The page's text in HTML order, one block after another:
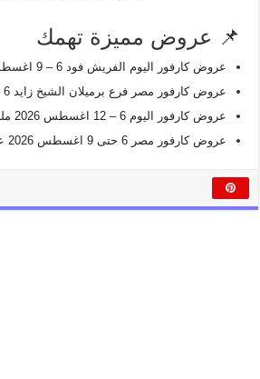
📌 عروض مميزة تهمك
عروض كارفور اليوم الفريش فود 6 – 9 اغسطس 2026
عروض كارفور مصر فرع برميلان الشيخ زايد 6 – 9 اغسطس 2026
عروض كارفور اليوم 6 – 12 اغسطس 2026 ملك الفواكه
عروض كارفور مصر 6 حتى 9 اغسطس 2026 على الاجهزة